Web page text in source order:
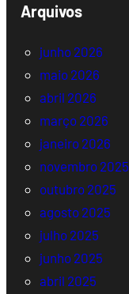
Arquivos
junho 2026
maio 2026
abril 2026
março 2026
janeiro 2026
novembro 2025
outubro 2025
agosto 2025
julho 2025
junho 2025
abril 2025